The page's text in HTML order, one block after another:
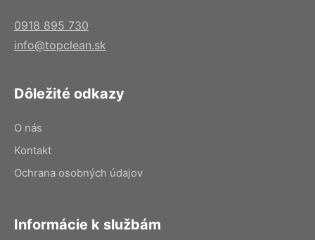
0918 895 730
info@topclean.sk
Dôležité odkazy
O nás
Kontakt
Ochrana osobných údajov
Informácie k službám